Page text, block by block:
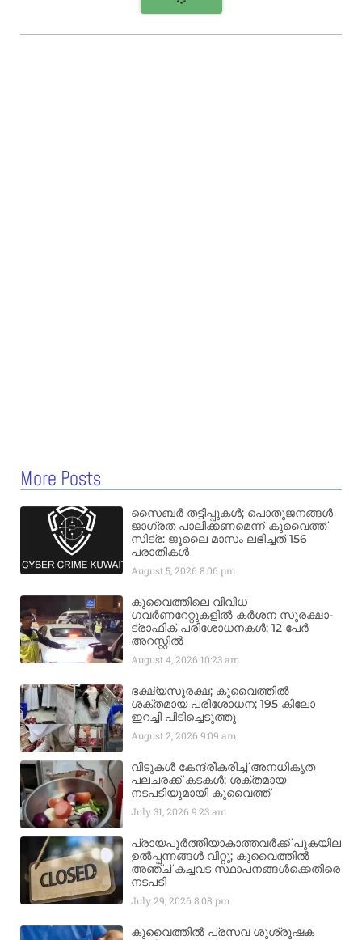
More Posts
സൈബർ തട്ടിപ്പുകൾ; പൊതുജനങ്ങൾ
ജാഗ്രത പാലിക്കണമെന്ന് കുവൈത്ത്
സിട്ര: ജൂലൈ മാസം ലഭിച്ചത് 156
പരാതികൾ
August 5, 20268:06 pm
കുവൈത്തിലെ വിവിധ
ഗവർണറേറ്റുകളിൽ കർശന സുരക്ഷാ-
ട്രാഫിക് പരിശോധനകൾ; 12 പേർ
അറസ്റ്റിൽ
August 4, 2026 10:23 am
ഭക്ഷ്യസുരക്ഷ; കുവൈത്തിൽ
ശക്തമായ പരിശോധന; 195 കിലോ
ഇറച്ചി പിടിച്ചെടുത്തു
August 2, 20269:09 am
വീടുകൾ കേന്ദ്രീകരിച്ച് അനധികൃത
പലചരക്ക് കടകൾ; ശക്തമായ
നടപടിയുമായി കുവൈത്ത്
July 31, 20269:23 am
പ്രായപൂർത്തിയാകാത്തവർക്ക് പുകയില
ഉൽപ്പന്നങ്ങൾ വിറ്റു; കുവൈത്തിൽ
അഞ്ച് കച്ചവട സ്ഥാപനങ്ങൾക്കെതിരെ
നടപടി
July 29, 20268:08 pm
കുവൈത്തിൽ പ്രസവ ശുശ്രൂഷക